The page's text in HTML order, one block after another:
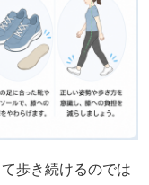
歩き続けるのでは